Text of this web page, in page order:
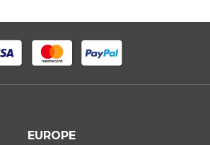
EUROPE